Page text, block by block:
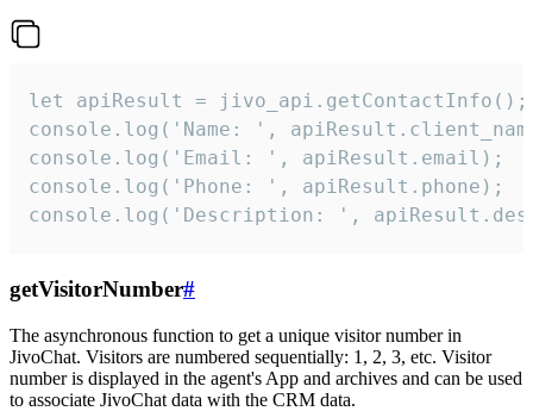
let apiResult = jivo_api.getContactInfo();
console.log('Name: ',
console.log('Email: ', apiResult.email);
console.log('Phone: ', apiResult.phone);
console.log('Description: ',
getVisitorNumber#
The asynchronous function to get a unique visitor number in
JivoChat. Visitors are numbered sequentially: 1, 2, 3, etc. Visitor
number is displayed in the agent's App and archives and can be used
to associate JivoChat data with the CRM data.